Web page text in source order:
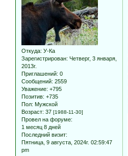
Откуда: У-Ка
Зарегистрирован: Четверг, 3 января,
2013г.
Приглашений: 0
Сообщений: 2559
Уважение: +795
Позитив: +735
Пол: Мужской
Возраст: 37 [1988-11-30]
Провел на форуме:
1 месяц 8 дней
Последний визит:
Пятница, 9 августа, 2024г. 02:59:47
pm